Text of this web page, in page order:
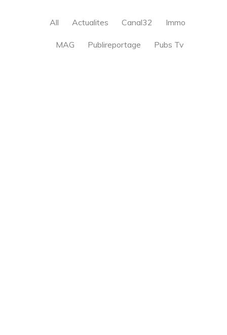
All Actualites Canal32 Immo
MAG Publireportage Pubs Tv